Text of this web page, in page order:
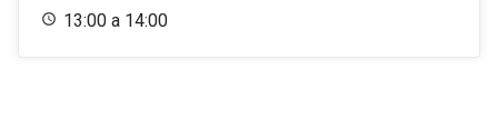
13:00 a 14:00